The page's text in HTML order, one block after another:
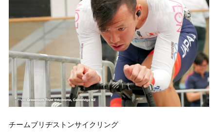
チームブリヂストンサイクリング